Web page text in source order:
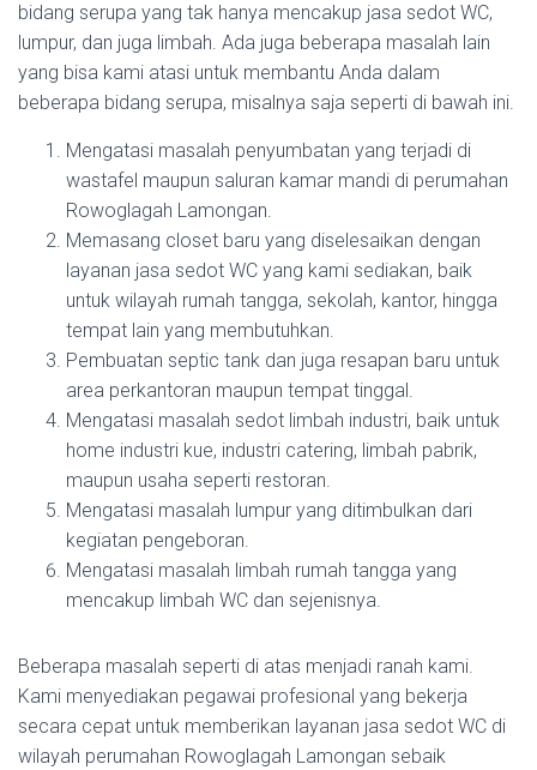
bidang serupa yang tak hanya mencakup jasa sedot WC,
lumpur, dan juga limbah. Ada juga beberapa masalah lain
yang bisa kami atasi untuk membantu Anda dalam
beberapa bidang serupa, misalnya saja seperti di bawah ini.
Mengatasi masalah penyumbatan yang terjadi di
wastafel maupun saluran kamar mandi di perumahan
Rowoglagah Lamongan.
Memasang closet baru yang diselesaikan dengan
layanan jasa sedot WC yang kami sediakan, baik
untuk wilayah rumah tangga, sekolah, kantor, hingga
tempat lain yang membutuhkan.
Pembuatan septic tank dan juga resapan baru untuk
area perkantoran maupun tempat tinggal.
Mengatasi masalah sedot limbah industri, baik untuk
home industri kue, industri catering, limbah pabrik,
maupun usaha seperti restoran.
Mengatasi masalah lumpur yang ditimbulkan dari
kegiatan pengeboran.
Mengatasi masalah limbah rumah tangga yang
mencakup limbah WC dan sejenisnya.
Beberapa masalah seperti di atas menjadi ranah kami.
Kami menyediakan pegawai profesional yang bekerja
secara cepat untuk memberikan layanan jasa sedot WC di
wilayah perumahan Rowoglagah Lamongan sebaik